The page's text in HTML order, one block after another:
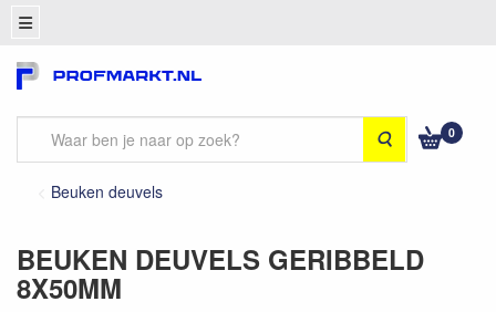
Zoeken 0
Beuken deuvels
BEUKEN DEUVELS GERIBBELD
8X50MM